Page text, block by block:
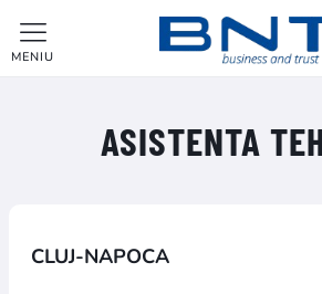
MENIU
ASISTENTA
CLUJ-NAPOCA